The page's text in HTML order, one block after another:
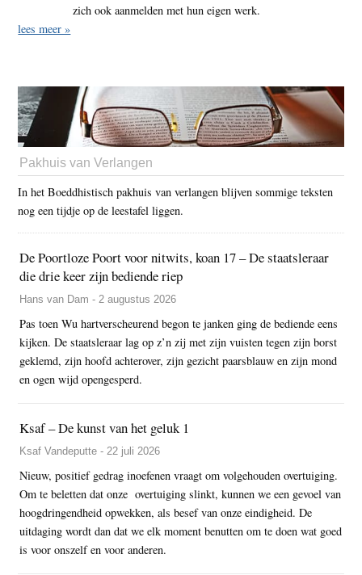
zich ook aanmelden met hun eigen werk.
lees meer »
Pakhuis van Verlangen
In het Boeddhistisch pakhuis van verlangen blijven sommige teksten
nog een tijdje op de leestafel liggen.
De Poortloze Poort voor nitwits, koan 17 – De staatsleraar
die drie keer zijn bediende riep
Hans van Dam - 2 augustus 2026
Pas toen Wu hartverscheurend begon te janken ging de bediende eens
kijken. De staatsleraar lag op z’n zij met zijn vuisten tegen zijn borst
geklemd, zijn hoofd achterover, zijn gezicht paarsblauw en zijn mond
en ogen wijd opengesperd.
Ksaf – De kunst van het geluk 1
Ksaf Vandeputte - 22 juli 2026
Nieuw, positief gedrag inoefenen vraagt om volgehouden overtuiging.
Om te beletten dat onze overtuiging slinkt, kunnen we een gevoel van
hoogdringendheid opwekken, als besef van onze eindigheid. De
uitdaging wordt dan dat we elk moment benutten om te doen wat goed
is voor onszelf en voor anderen.